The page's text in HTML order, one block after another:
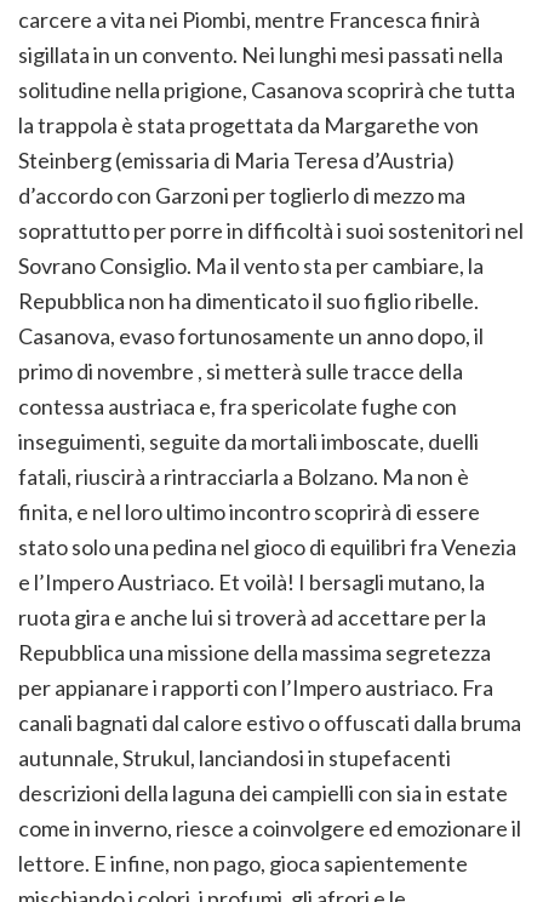
carcere a vita nei Piombi, mentre Francesca finirà
sigillata in un convento. Nei lunghi mesi passati nella
solitudine nella prigione, Casanova scoprirà che tutta
la trappola è stata progettata da Margarethe von
Steinberg (emissaria di Maria Teresa d’Austria)
d’accordo con Garzoni per toglierlo di mezzo ma
soprattutto per porre in difficoltà i suoi sostenitori nel
Sovrano Consiglio. Ma il vento sta per cambiare, la
Repubblica non ha dimenticato il suo figlio ribelle.
Casanova, evaso fortunosamente un anno dopo, il
primo di novembre , si metterà sulle tracce della
contessa austriaca e, fra spericolate fughe con
inseguimenti, seguite da mortali imboscate, duelli
fatali, riuscirà a rintracciarla a Bolzano. Ma non è
finita, e nel loro ultimo incontro scoprirà di essere
stato solo una pedina nel gioco di equilibri fra Venezia
e l’Impero Austriaco. Et voilà! I bersagli mutano, la
ruota gira e anche lui si troverà ad accettare per la
Repubblica una missione della massima segretezza
per appianare i rapporti con l’Impero austriaco. Fra
canali bagnati dal calore estivo o offuscati dalla bruma
autunnale, Strukul, lanciandosi in stupefacenti
descrizioni della laguna dei campielli con sia in estate
come in inverno, riesce a coinvolgere ed emozionare il
lettore. E infine, non pago, gioca sapientemente